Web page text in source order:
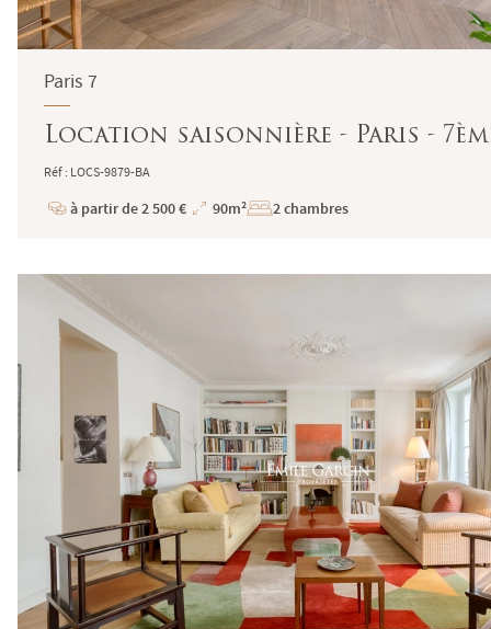
Paris 7
Location saisonnière - Paris -
Réf : LOCS-9879-BA
Prix
à partir de 2 500 €
Superficie
90m² 2 chambres